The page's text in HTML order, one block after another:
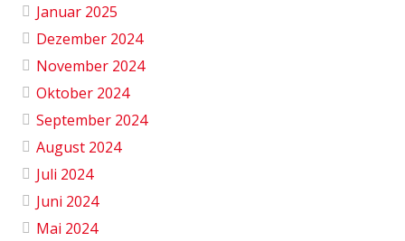
Januar 2025
Dezember 2024
November 2024
Oktober 2024
September 2024
August 2024
Juli 2024
Juni 2024
Mai 2024